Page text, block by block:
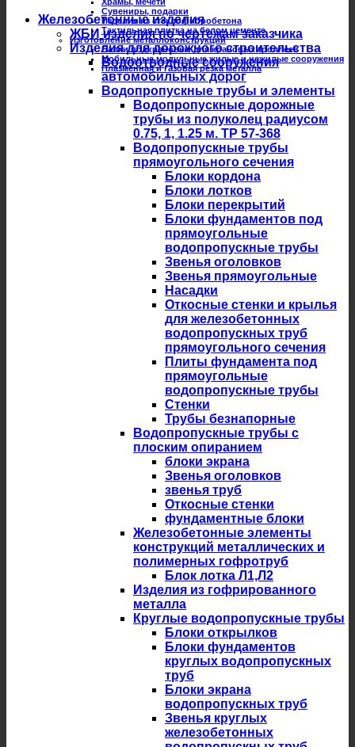
Сувениры, подарки
Изделия из стеклофибробетона
Тактильная плитка на белом цементе
Изготовление металлоконструкций
Балки подкрановые для крановых троллеев
Мобильные модульные жилые и нежилые сооружения
Плазменная и газовая резка металла
Железобетонные изделия
ЖБИ изделия по чертежам заказчика
Изделия для дорожного строительства
Водоотводные сооружения
автомобильных дорог
Водопропускные трубы и элементы
Водопропускные дорожные
трубы из полуколец радиусом
0.75, 1, 1.25 м. ТР 57-368
Водопропускные трубы
прямоугольного сечения
Блоки кордона
Блоки лотков
Блоки перекрытий
Блоки фундаментов под
прямоугольные
водопропускные трубы
Звенья оголовков
Звенья прямоугольные
Насадки
Откосные стенки и крылья
для железобетонных
водопропускных труб
прямоугольного сечения
Плиты фундамента под
прямоугольные
водопропускные трубы
Стенки
Трубы безнапорные
Водопропускные трубы с
плоским опиранием
блоки экрана
Звенья оголовков
звенья труб
Откосные стенки
фундаментные блоки
Железобетонные элементы
конструкций металлических и
полимерных гофротруб
Блок лотка Л1,Л2
Изделия из гофрированного
металла
Круглые водопропускные трубы
Блоки открылков
Блоки фундаментов
круглых водопропускных
труб
Блоки экрана
водопропускных труб
Звенья круглых
железобетонных